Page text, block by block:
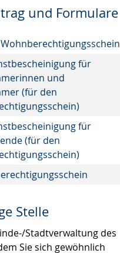
und Formulare
für
und
(für den
für
(für den
Stelle
Stadtverwaltung des
Sie sich gewöhnlich